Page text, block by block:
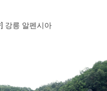
강릉 알펜시아